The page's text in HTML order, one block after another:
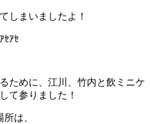
しまいましたよ！
ｾｱｾ
ために、江川、竹内と飲ミニケ
て参りました！
所は、